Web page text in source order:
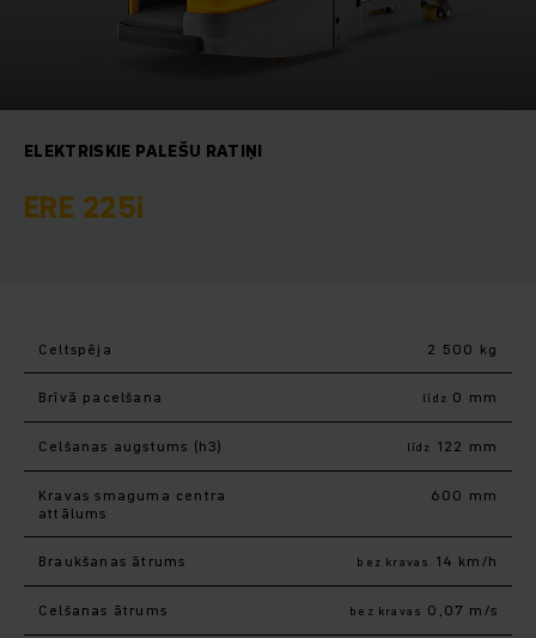
ELEKTRISKIE PALEŠU RATIŅI
ERE 225i
Celtspēja 2 500 kg
Brīvā pacelšana līdz 0 mm
Celšanas augstums (h3) līdz 122 mm
Kravas smaguma centra
attālums
600 mm
Braukšanas ātrums bez kravas 14 km/h
Celšanas ātrums bez kravas 0,07 m/s